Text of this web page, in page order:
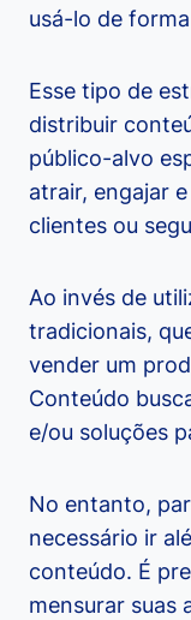
usá-lo de
Esse tipo de
distribuir
público-alvo
atrair, engajar
clientes ou
Ao invés de
tradicionais,
vender um
Conteúdo
e/ou soluções
No entanto,
necessário ir
conteúdo. É
mensurar suas